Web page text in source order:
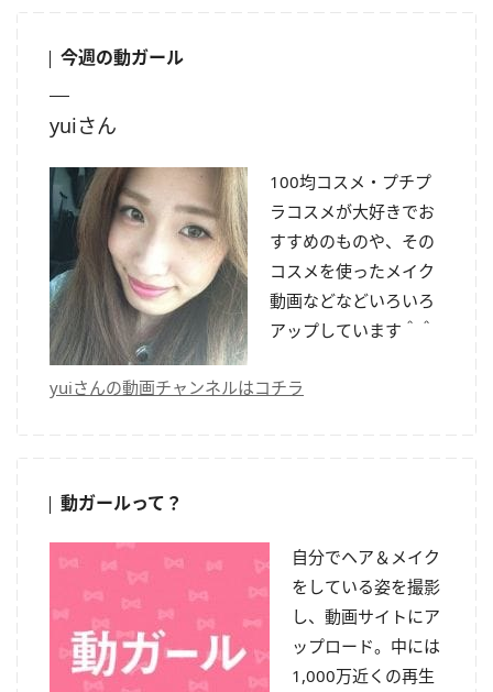
今週の動ガール
yuiさん
100均コスメ・プチプ
ラコスメが大好きでお
すすめのものや、その
コスメを使ったメイク
動画などなどいろいろ
アップしています＾＾
yuiさんの動画チャンネルはコチラ
動ガールって？
自分でヘア＆メイク
をしている姿を撮影
し、動画サイトにア
ップロード。中には
1,000万近くの再生